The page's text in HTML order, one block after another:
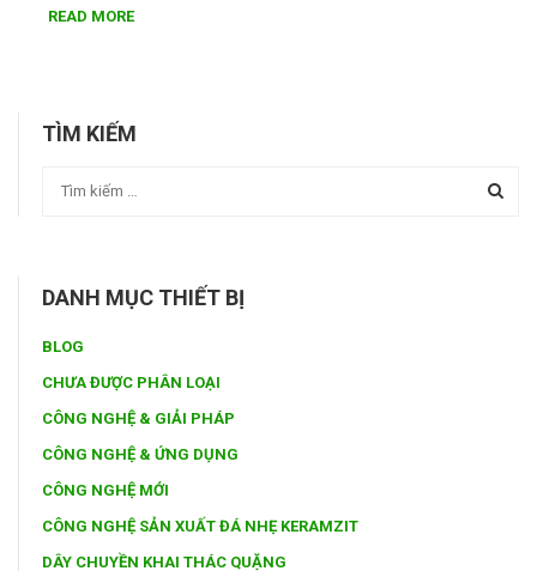
READ MORE
TÌM KIẾM
DANH MỤC THIẾT BỊ
BLOG
CHƯA ĐƯỢC PHÂN LOẠI
CÔNG NGHỆ & GIẢI PHÁP
CÔNG NGHỆ & ỨNG DỤNG
CÔNG NGHỆ MỚI
CÔNG NGHỆ SẢN XUẤT ĐÁ NHẸ KERAMZIT
DÂY CHUYỀN KHAI THÁC QUẶNG